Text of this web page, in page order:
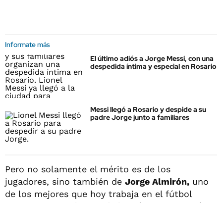
Informate más
El último adiós a Jorge Messi, con una
despedida íntima y especial en Rosario
Messi llegó a Rosario y despide a su
padre Jorge junto a familiares
Pero no solamente el mérito es de los
jugadores, sino también de Jorge Almirón, uno
de los mejores que hoy trabaja en el fútbol